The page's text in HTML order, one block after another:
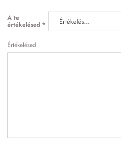
A te
értékelésed *
Értékelésed